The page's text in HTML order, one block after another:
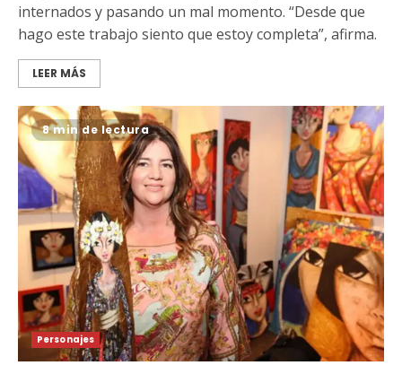
internados y pasando un mal momento. “Desde que
hago este trabajo siento que estoy completa”, afirma.
LEER MÁS
8 min de lectura
Personajes